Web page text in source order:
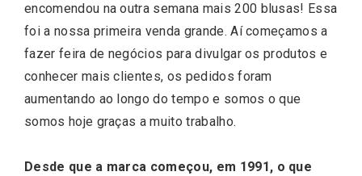
encomendou na outra semana mais 200 blusas! Essa
foi a nossa primeira venda grande. Aí começamos a
fazer feira de negócios para divulgar os produtos e
conhecer mais clientes, os pedidos foram
aumentando ao longo do tempo e somos o que
somos hoje graças a muito trabalho.
Desde que a marca começou, em 1991, o que